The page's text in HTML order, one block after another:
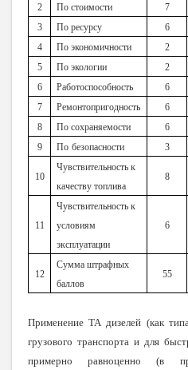
2 По стоимости 7
3
По ресурсу 6
4
По экономичности 2
5
По экологии 2
6
Работоспособность 6
7
Ремонтопригодность 6
8
По сохраняемости 6
9
По безопасности 3
10
Чувствительность к
качеству топлива
8
11
Чувствительность к
условиям
эксплуатации
6
12
Сумма штрафных
баллов
55
Применение ТА дизелей (как
грузового транспорта и для
примерно равноценно (в